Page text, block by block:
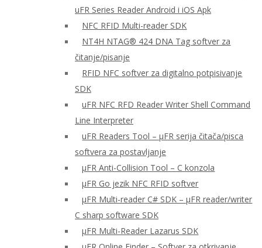
uFR Series Reader Android i iOS Apk
NFC RFID Multi-reader SDK
NT4H NTAG® 424 DNA Tag softver za
čitanje/pisanje
RFID NFC softver za digitalno potpisivanje
SDK
uFR NFC RFD Reader Writer Shell Command
Line Interpreter
uFR Readers Tool – μFR serija čitača/pisca
softvera za postavljanje
μFR Anti-Collision Tool – C konzola
μFR Go jezik NFC RFID softver
μFR Multi-reader C# SDK – μFR reader/writer
C sharp software SDK
μFR Multi-Reader Lazarus SDK